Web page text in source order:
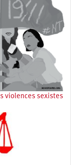
violences sexistes